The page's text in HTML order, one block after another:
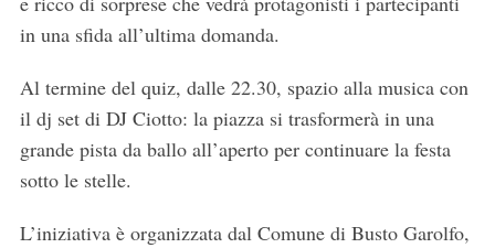
in una sfida all’ultima domanda.
Al termine del quiz, dalle 22.30, spazio alla musica con
il dj set di DJ Ciotto: la piazza si trasformerà in una
grande pista da ballo all’aperto per continuare la festa
sotto le stelle.
L’iniziativa è organizzata dal Comune di Busto Garolfo,